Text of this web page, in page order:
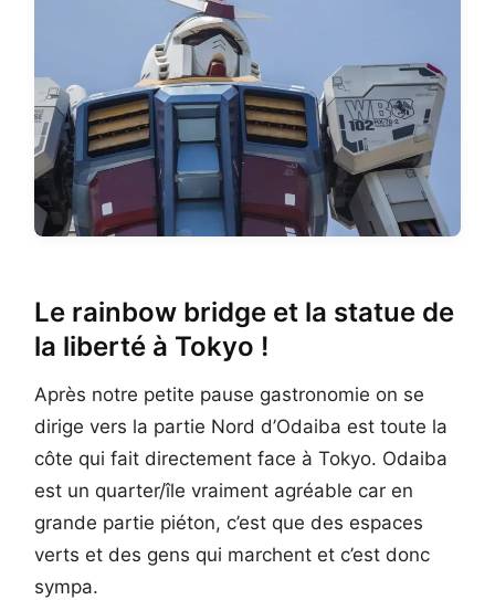
Le rainbow bridge et la statue de
la liberté à Tokyo !
Après notre petite pause gastronomie on se
dirige vers la partie Nord d’Odaiba est toute la
côte qui fait directement face à Tokyo. Odaiba
est un quarter/île vraiment agréable car en
grande partie piéton, c’est que des espaces
verts et des gens qui marchent et c’est donc
sympa.